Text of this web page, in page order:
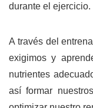
durante el ejercicio.
A través del
exigimos y
nutrientes
así formar